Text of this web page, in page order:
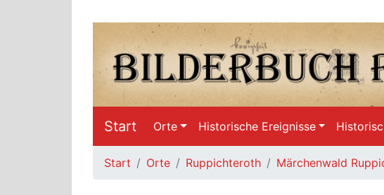
Start Orte Historische Ereignisse
Start Orte Ruppichteroth Märchenwald